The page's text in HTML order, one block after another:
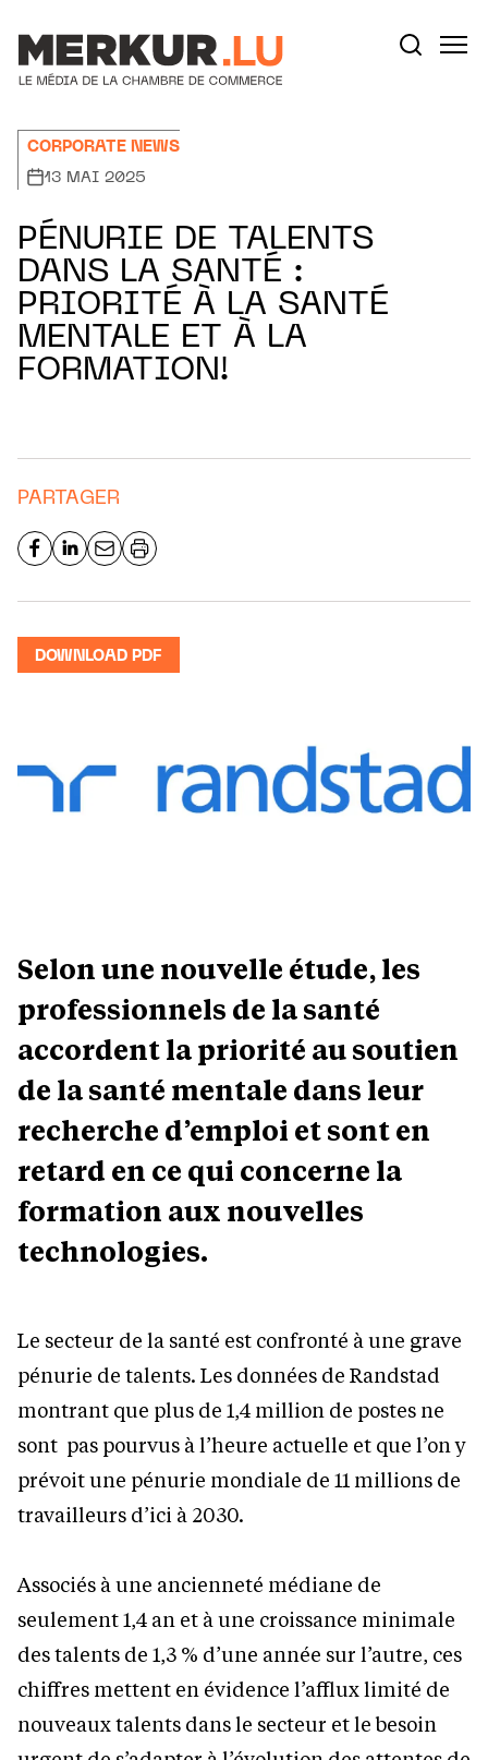
CORPORATE NEWS
13 MAI 2025
PÉNURIE DE TALENTS
DANS LA SANTÉ :
PRIORITÉ À LA SANTÉ
MENTALE ET À LA
FORMATION!
PARTAGER
DOWNLOAD PDF
Selon une nouvelle étude, les
professionnels de la santé
accordent la priorité au soutien
de la santé mentale dans leur
recherche d’emploi et sont en
retard en ce qui concerne la
formation aux nouvelles
technologies.
Le secteur de la santé est confronté à une grave
pénurie de talents. Les données de Randstad
montrant que plus de 1,4 million de postes ne
sont pas pourvus à l’heure actuelle et que l’on y
prévoit une pénurie mondiale de 11 millions de
travailleurs d’ici à 2030.
Associés à une ancienneté médiane de
seulement 1,4 an et à une croissance minimale
des talents de 1,3 % d’une année sur l’autre, ces
chiffres mettent en évidence l’afflux limité de
nouveaux talents dans le secteur et le besoin